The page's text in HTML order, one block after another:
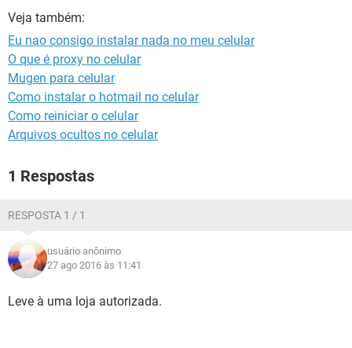
Veja também:
Eu nao consigo instalar nada no meu celular
O que é proxy no celular
Mugen para celular
Como instalar o hotmail no celular
Como reiniciar o celular
Arquivos ocultos no celular
1 Respostas
RESPOSTA 1 / 1
usuário anônimo
27 ago 2016 às 11:41
Leve à uma loja autorizada.